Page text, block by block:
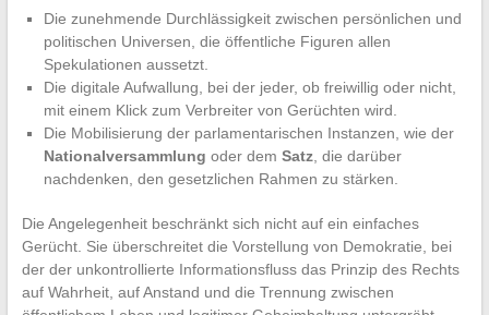
Die zunehmende Durchlässigkeit zwischen persönlichen und
politischen Universen, die öffentliche Figuren allen
Spekulationen aussetzt.
Die digitale Aufwallung, bei der jeder, ob freiwillig oder nicht,
mit einem Klick zum Verbreiter von Gerüchten wird.
Die Mobilisierung der parlamentarischen Instanzen, wie der
Nationalversammlung oder dem Satz, die darüber
nachdenken, den gesetzlichen Rahmen zu stärken.
Die Angelegenheit beschränkt sich nicht auf ein einfaches
Gerücht. Sie überschreitet die Vorstellung von Demokratie, bei
der der unkontrollierte Informationsfluss das Prinzip des Rechts
auf Wahrheit, auf Anstand und die Trennung zwischen